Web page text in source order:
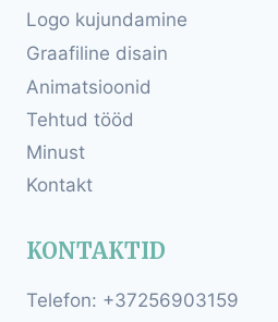
Logo kujundamine
Graafiline disain
Animatsioonid
Tehtud tööd
Minust
Kontakt
KONTAKTID
Telefon: +37256903159